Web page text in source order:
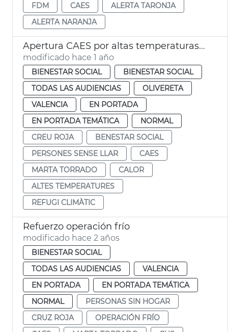
FDM
CAES
ALERTA TARONJA
ALERTA NARANJA
Apertura CAES por altas temperaturas agosto
modificado hace 1 año
BIENESTAR SOCIAL
BIENESTAR SOCIAL
TODAS LAS AUDIENCIAS
OLIVERETA
VALENCIA
EN PORTADA
EN PORTADA TEMÁTICA
NORMAL
CREU ROJA
BENESTAR SOCIAL
PERSONES SENSE LLAR
CAES
MARTA TORRADO
CALOR
ALTES TEMPERATURES
REFUGI CLIMÀTIC
Refuerzo operación frío
modificado hace 2 años
BIENESTAR SOCIAL
TODAS LAS AUDIENCIAS
VALENCIA
EN PORTADA
EN PORTADA TEMÁTICA
NORMAL
PERSONAS SIN HOGAR
CRUZ ROJA
OPERACIÓN FRÍO